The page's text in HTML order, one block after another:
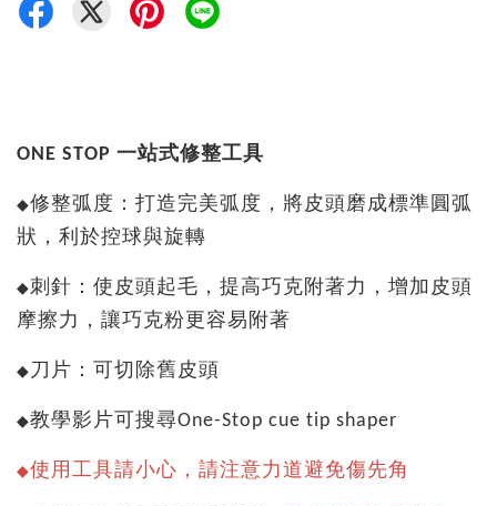
ONE STOP 一站式修整工具
◆修整弧度：打造完美弧度，將皮頭磨成標準圓弧
狀，利於控球與旋轉
◆刺針：使皮頭起毛，提高巧克附著力，增加皮頭
摩擦力，讓巧克粉更容易附著
◆刀片：可切除舊皮頭
◆教學影片可搜尋One-Stop cue tip shaper
◆使用工具請小心，請注意力道避免傷先角